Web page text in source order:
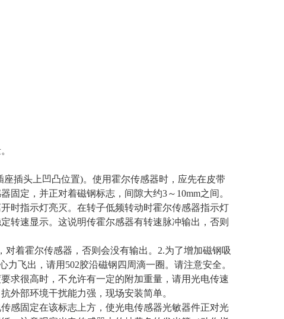
插头上凹凸位置)。使用霍尔传感器时，应先在皮带
定，并正对着磁钢标志，间隙大约3～10mm之间。
时指示灯亮灭。在转子低频转动时霍尔传感器指示灯
转速显示。这说明传霍尔感器有转速脉冲输出，否则
着霍尔传感器，否则会没有输出。2.为了增加磁钢吸
飞出，请用502胶沿磁钢四周滴一圈。请注意安全。
求很高时，不允许有一定的附加重量，请用光电传速
外部环境干扰能力强，现场安装简单。
感固定在该标志上方，使光电传感器光敏器件正对光